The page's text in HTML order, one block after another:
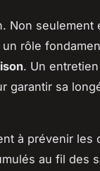
Non seulement
rôle
. Un
garantir sa
à prévenir les
au fil des